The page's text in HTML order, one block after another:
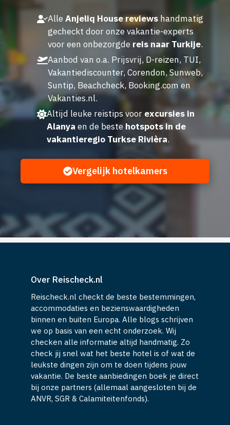
Alle Anjeliq House reviewshandmatig
gecheckt door onze vakantie-experts
voor een onbezorgde reis naar Turkije.
Aanbod van o.a. Prijsvrij, D-reizen, TUI,
Vakantiediscounter, Corendon, Sunweb,
Suntip, Beachcheck, Booking.com en
Vakanties.nl.
Altijd leuke reistips voor excursies in
Alanya en de beste hotspots in de
vakantieregio Turkse Rivièra.
Vergelijk hotelkamers
Over Reischeck.nl
Reischeck.nl checkt de beste bestemmingen,
accommodaties en bezienswaardigheden
binnen en buiten Europa. Alle blogs schrijven
we op basis van een echt onderzoek. Wij
checken alle informatie altijd handmatig. Zo
check jij snel wat het beste hotel is of wat de
leukste dingen zijn om te doen tijdens jouw
vakantie. De beste aanbiedingen boek je direct
bij onze partners (allemaal aangesloten bij de
ANVR, SGR & Calamiteitenfonds).